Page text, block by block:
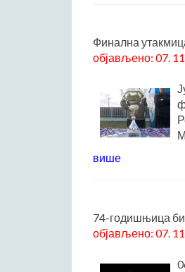
Финална
објављено: 07.
више
74-годишњица
објављено: 07.